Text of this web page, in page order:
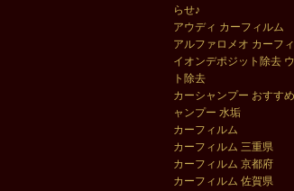
らせ♪
アウディ カーフィルム
アルファロメオ カーフ
イオンデポジット除去
ト除去
カーシャンプー おすす
ャンプー 水垢
カーフィルム
カーフィルム 三重県
カーフィルム 京都府
カーフィルム 佐賀県